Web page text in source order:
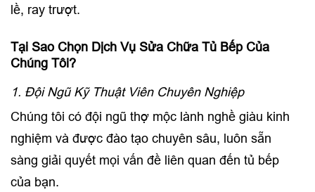
lề, ray trượt.
Tại Sao Chọn Dịch Vụ Sửa Chữa Tủ Bếp Của
Chúng Tôi?
1. Đội Ngũ Kỹ Thuật Viên Chuyên Nghiệp
Chúng tôi có đội ngũ thợ mộc lành nghề giàu kinh
nghiệm và được đào tạo chuyên sâu, luôn sẵn
sàng giải quyết mọi vấn đề liên quan đến tủ bếp
của bạn.